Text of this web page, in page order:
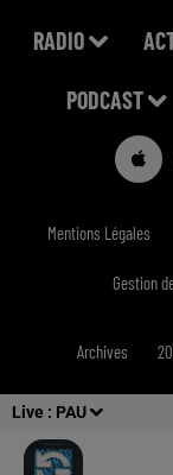
Live : PAU
RADIO
PODCAST
Mentions Légales
Gestion
Archives